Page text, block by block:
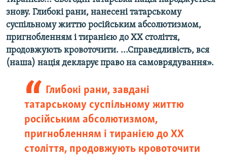
знову. Глибокі рани, нанесені татарському
суспільному життю російським абсолютизмом,
пригнобленням і тиранією до ХХ століття,
продовжують кровоточити. ...Справедливість, вся
(наша) нація декларує право на самоврядування».
Глибокі рани, завдані
татарському суспільному життю
російським абсолютизмом,
пригнобленням і тиранією до ХХ
століття, продовжують кровоточити